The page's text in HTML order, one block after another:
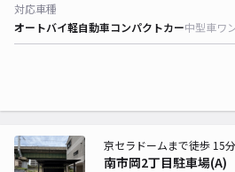
対応車種
オートバイ軽自動車コンパクトカー中型車ワ
南市岡2丁目駐車場(A)
京セラドームまで徒歩 15分